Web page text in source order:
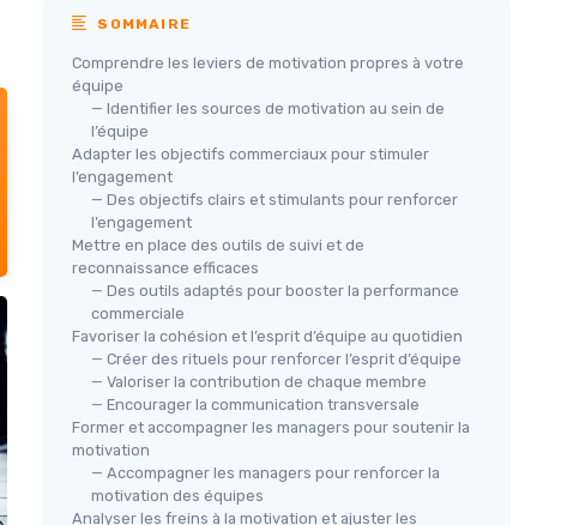
SOMMAIRE
Comprendre les leviers de motivation propres à votre
équipe
— Identifier les sources de motivation au sein de
l’équipe
Adapter les objectifs commerciaux pour stimuler
l’engagement
— Des objectifs clairs et stimulants pour renforcer
l’engagement
Mettre en place des outils de suivi et de
reconnaissance efficaces
— Des outils adaptés pour booster la performance
commerciale
Favoriser la cohésion et l’esprit d’équipe au quotidien
— Créer des rituels pour renforcer l’esprit d’équipe
— Valoriser la contribution de chaque membre
— Encourager la communication transversale
Former et accompagner les managers pour soutenir la
motivation
— Accompagner les managers pour renforcer la
motivation des équipes
Analyser les freins à la motivation et ajuster les